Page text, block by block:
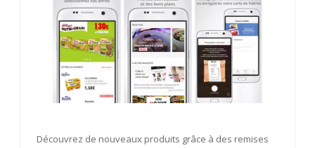
Découvrez de nouveaux produits grâce à des remises